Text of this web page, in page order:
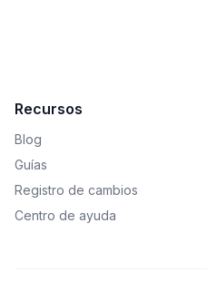
Recursos
Blog
Guías
Registro de cambios
Centro de ayuda